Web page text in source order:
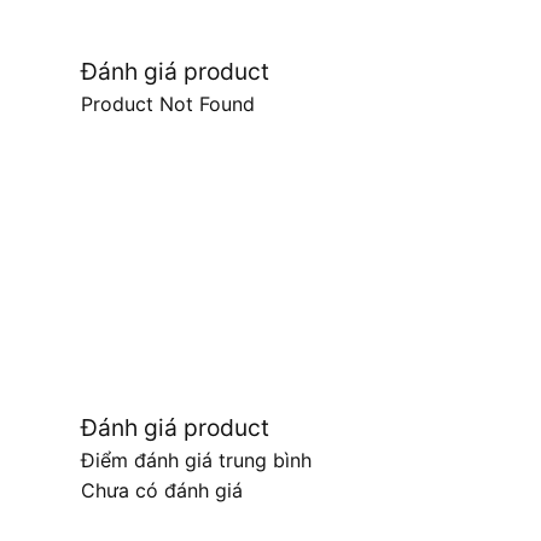
Đánh giá product
Product Not Found
Đánh giá product
Điểm đánh giá trung bình
Chưa có đánh giá